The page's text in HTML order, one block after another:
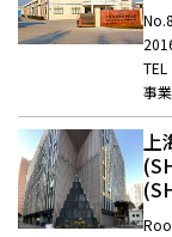
事
上